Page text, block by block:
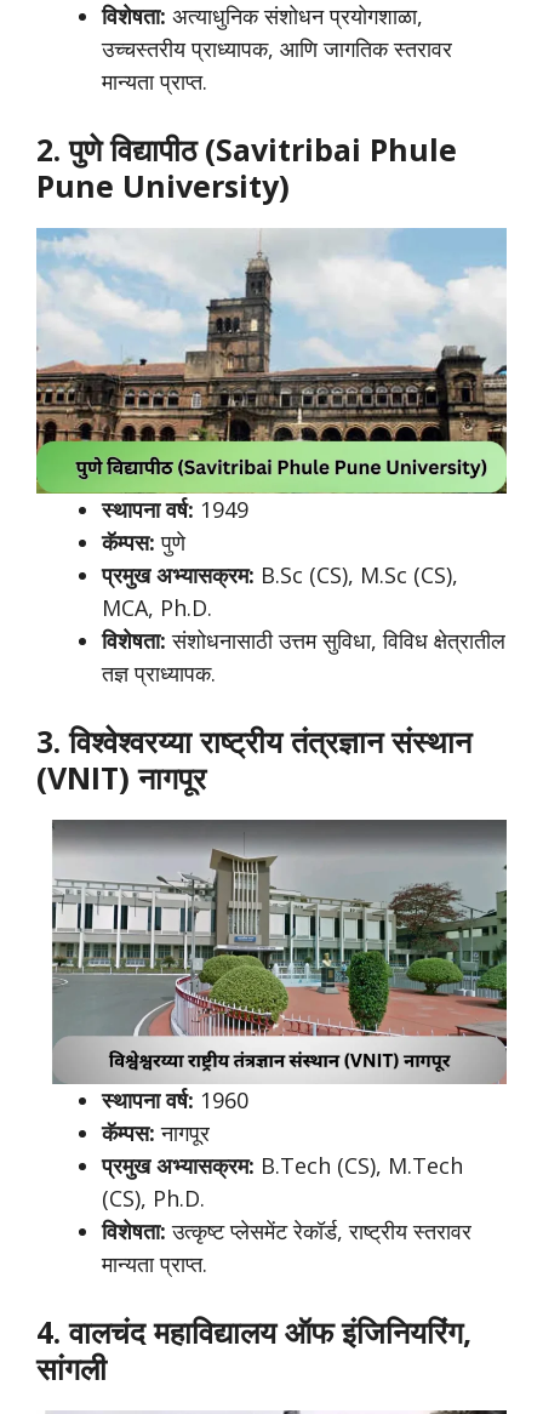
विशेषता: अत्याधुनिक संशोधन प्रयोगशाळा,
उच्चस्तरीय प्राध्यापक, आणि जागतिक स्तरावर
मान्यता प्राप्त.
2. पुणे विद्यापीठ (Savitribai Phule
Pune University)
स्थापना वर्ष: 1949
कॅम्पस: पुणे
प्रमुख अभ्यासक्रम: B.Sc (CS), M.Sc (CS),
MCA, Ph.D.
विशेषता: संशोधनासाठी उत्तम सुविधा, विविध क्षेत्रातील
तज्ञ प्राध्यापक.
3. विश्वेश्वरय्या राष्ट्रीय तंत्रज्ञान संस्थान
(VNIT) नागपूर
स्थापना वर्ष: 1960
कॅम्पस: नागपूर
प्रमुख अभ्यासक्रम: B.Tech (CS), M.Tech
(CS), Ph.D.
विशेषता: उत्कृष्ट प्लेसमेंट रेकॉर्ड, राष्ट्रीय स्तरावर
मान्यता प्राप्त.
4. वालचंद महाविद्यालय ऑफ इंजिनियरिंग,
सांगली